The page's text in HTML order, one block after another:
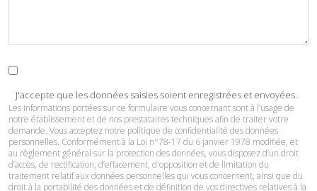
J'accepte que les données saisies soient enregistrées et envoyées.
Les informations portées sur ce formulaire vous concernant sont à l’usage de
notre établissement et de nos prestataires techniques afin de traiter votre
demande. Vous acceptez notre politique de confidentialité des données
personnelles. Conformément à la Loi n°78-17 du 6 janvier 1978 modifiée, et
au règlement général sur la protection des données, vous disposez d’un droit
d’accès, de rectification, d’effacement, d'opposition et de limitation du
traitement relatif aux données personnelles qui vous concernent, ainsi que du
droit à la portabilité des données et de définition de vos directives relatives à la